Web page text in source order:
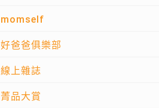
momself
好爸爸俱樂部
線上雜誌
菁品大賞